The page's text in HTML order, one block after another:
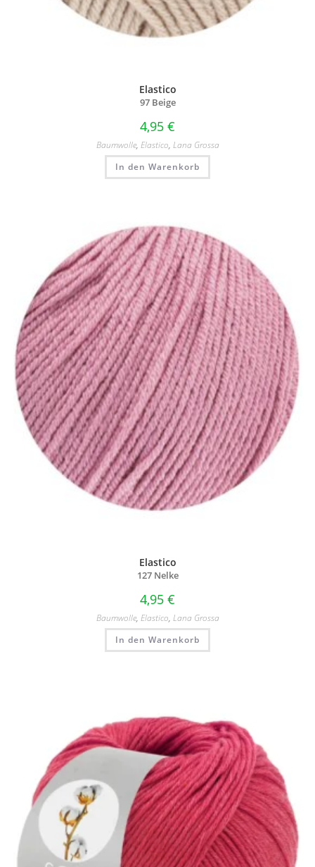
Elastico
97 Beige
4,95 €
Baumwolle, Elastico, Lana Grossa
In den Warenkorb
Elastico
127 Nelke
4,95 €
Baumwolle, Elastico, Lana Grossa
In den Warenkorb